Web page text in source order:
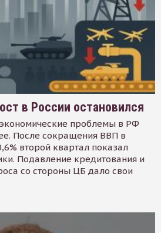
в России остановился
проблемы в РФ
После сокращения ВВП в
второй квартал показал
Подавление кредитования и
со стороны ЦБ дало свои